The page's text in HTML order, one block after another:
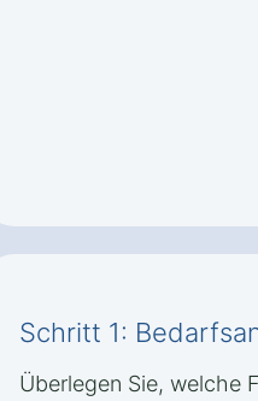
Schritt 1:
Überlegen Sie, welche